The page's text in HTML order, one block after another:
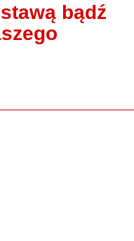
bądź